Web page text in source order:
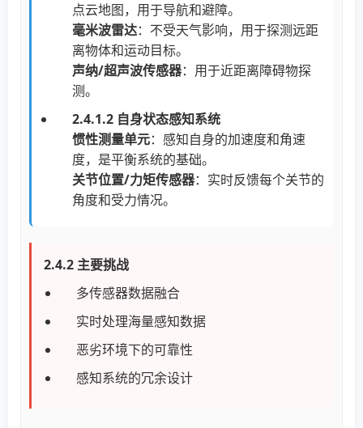
点云地图，用于导航和避障。
毫米波雷达：不受天气影响，用于探测远距
离物体和运动目标。
声纳/超声波传感器：用于近距离障碍物探
测。
2.4.1.2 自身状态感知系统
惯性测量单元：感知自身的加速度和角速
度，是平衡系统的基础。
关节位置/力矩传感器：实时反馈每个关节的
角度和受力情况。
2.4.2 主要挑战
多传感器数据融合
实时处理海量感知数据
恶劣环境下的可靠性
感知系统的冗余设计